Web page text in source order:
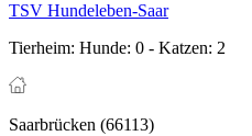
TSV Hundeleben-Saar
Tierheim: Hunde: 0 - Katzen: 2
Saarbrücken (66113)